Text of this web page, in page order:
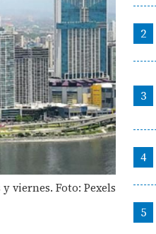
viernes. Foto: Pexels
2
3
4
5